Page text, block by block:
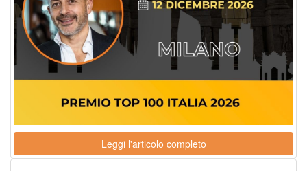
Leggi l'articolo completo